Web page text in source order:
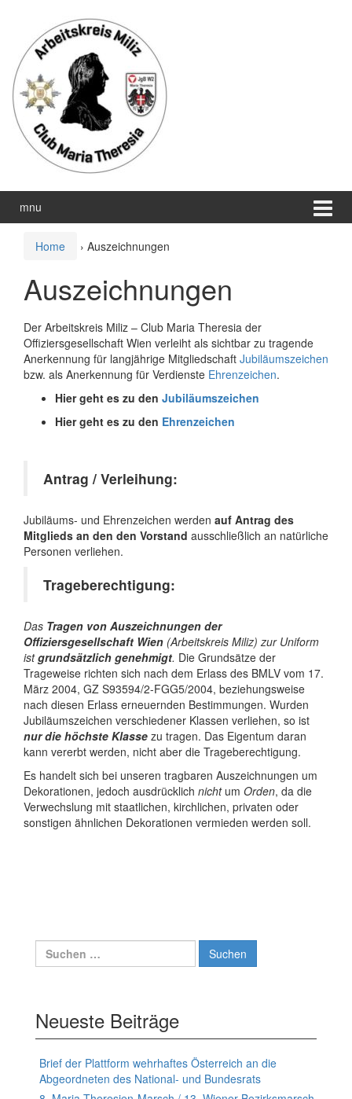
wechseln
Hauptmenü
springen
mnu
Home › Auszeichnungen
Auszeichnungen
Der Arbeitskreis Miliz – Club Maria Theresia der
Offiziersgesellschaft Wien verleiht als sichtbar zu tragende
Anerkennung für langjährige Mitgliedschaft Jubiläumszeichen
bzw. als Anerkennung für Verdienste Ehrenzeichen.
Hier geht es zu den Jubiläumszeichen
Hier geht es zu den Ehrenzeichen
Antrag / Verleihung:
Jubiläums- und Ehrenzeichen werden auf Antrag des
Mitglieds an den den Vorstand ausschließlich an natürliche
Personen verliehen.
Trageberechtigung:
Das Tragen von Auszeichnungen der
Offiziersgesellschaft Wien (Arbeitskreis Miliz) zur Uniform
istgrundsätzlich genehmigt. Die Grundsätze der
Trageweise richten sich nach dem Erlass des BMLV vom 17.
März 2004, GZ S93594/2-FGG5/2004, beziehungsweise
nach diesen Erlass erneuernden Bestimmungen. Wurden
Jubiläumszeichen verschiedener Klassen verliehen, so ist
nur die höchste Klasse zu tragen. Das Eigentum daran
kann vererbt werden, nicht aber die Trageberechtigung.
Es handelt sich bei unseren tragbaren Auszeichnungen um
Dekorationen, jedoch ausdrücklich nichtum Orden, da die
Verwechslung mit staatlichen, kirchlichen, privaten oder
sonstigen ähnlichen Dekorationen vermieden werden soll.
Suchen
nach:
Neueste Beiträge
Brief der Plattform wehrhaftes Österreich an die
Abgeordneten des National- und Bundesrats